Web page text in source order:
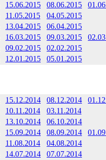
15.06.2015 08.06.2015
11.05.2015
04.05.2015
13.04.2015
06.04.2015
16.03.2015 09.03.2015
09.02.2015
02.02.2015
12.01.2015 05.01.2015
15.12.2014 08.12.2014
10.11.2014
03.11.2014
13.10.2014
06.10.2014
15.09.2014 08.09.2014
11.08.2014
04.08.2014
14.07.2014
07.07.2014